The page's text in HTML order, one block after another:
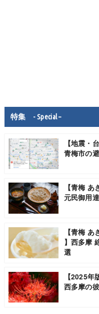
特集 - Special –
【地震・
青梅市の
【青梅
元民御用
【青梅
】西多摩
選
【2025
西多摩の